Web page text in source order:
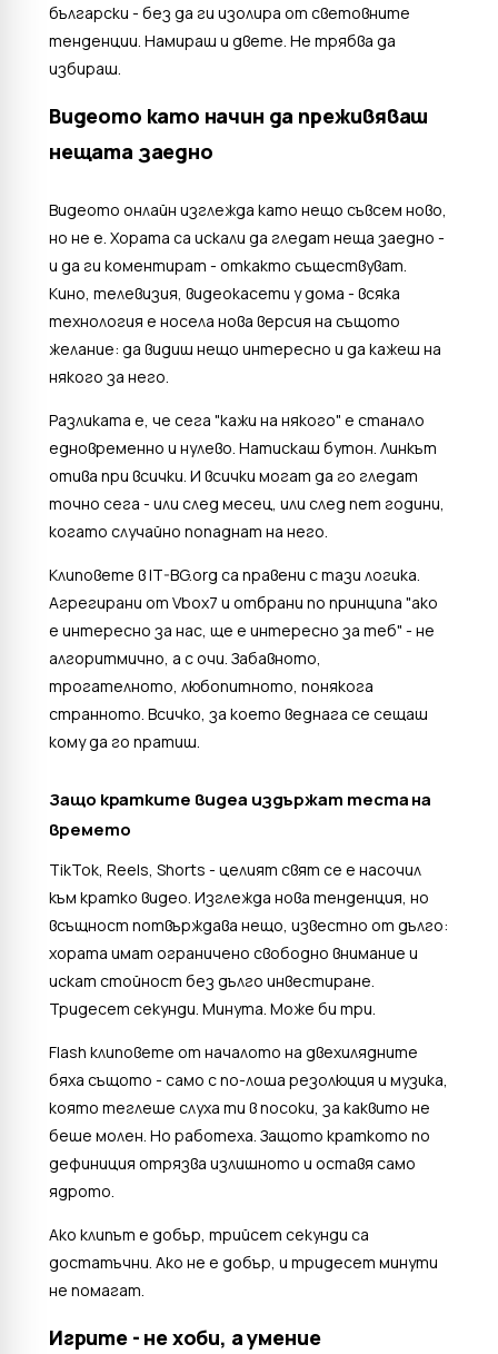
български - без да ги изолира от световните
тенденции. Намираш и двете. Не трябва да
избираш.
Видеото като начин да преживяваш
нещата заедно
Видеото онлайн изглежда като нещо съвсем ново,
но не е. Хората са искали да гледат неща заедно -
и да ги коментират - откакто съществуват.
Кино, телевизия, видеокасети у дома - всяка
технология е носела нова версия на същото
желание: да видиш нещо интересно и да кажеш на
някого за него.
Разликата е, че сега "кажи на някого" е станало
едновременно и нулево. Натискаш бутон. Линкът
отива при всички. И всички могат да го гледат
точно сега - или след месец, или след пет години,
когато случайно попаднат на него.
Клиповете в IT-BG.org са правени с тази логика.
Агрегирани от Vbox7 и отбрани по принципа "ако
е интересно за нас, ще е интересно за теб" - не
алгоритмично, а с очи. Забавното,
трогателното, любопитното, понякога
странното. Всичко, за което веднага се сещаш
кому да го пратиш.
Защо кратките видеа издържат теста на
времето
TikTok, Reels, Shorts - целият свят се е насочил
към кратко видео. Изглежда нова тенденция, но
всъщност потвърждава нещо, известно от дълго:
хората имат ограничено свободно внимание и
искат стойност без дълго инвестиране.
Тридесет секунди. Минута. Може би три.
Flash клиповете от началото на двехилядните
бяха същото - само с по-лоша резолюция и музика,
която теглеше слуха ти в посоки, за каквито не
беше молен. Но работеха. Защото краткото по
дефиниция отрязва излишното и оставя само
ядрото.
Ако клипът е добър, трийсет секунди са
достатъчни. Ако не е добър, и тридесет минути
не помагат.
Игрите - не хоби, а умение